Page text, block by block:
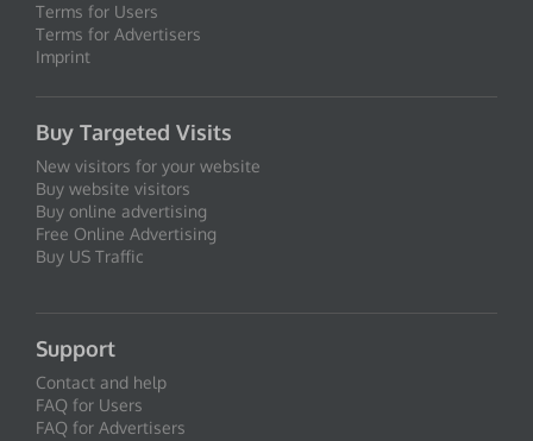
Terms for Users
Terms for Advertisers
Imprint
Buy Targeted Visits
New visitors for your website
Buy website visitors
Buy online advertising
Free Online Advertising
Buy US Traffic
Support
Contact and help
FAQ for Users
FAQ for Advertisers